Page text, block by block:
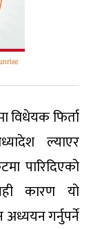
विधेयक फिर्ता
ल्याएर
पारिदिएको
कारण यो
अध्ययन गर्नुपर्ने